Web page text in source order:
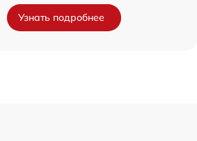
Узнать подробнее